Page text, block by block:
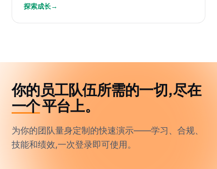
探索成长→
你的员工队伍所需的一切,尽在
一个平台上。
为你的团队量身定制的快速演示——学习、合规、
技能和绩效,一次登录即可使用。